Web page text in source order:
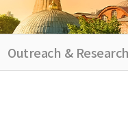
Outreach & Research